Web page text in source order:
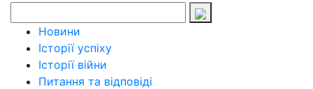
Новини
Історії успіху
Історії війни
Питання та відповіді